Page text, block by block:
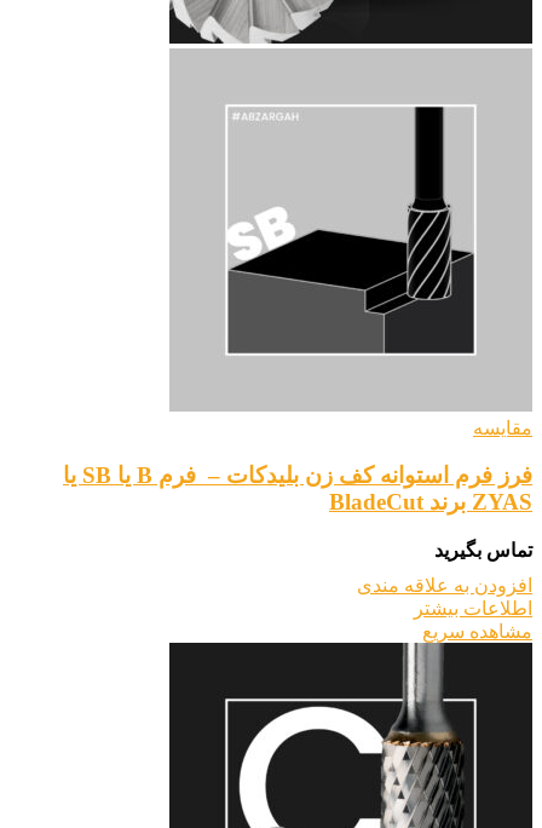
مقایسه
فرز فرم استوانه کف زن بلیدکات – فرم B یا SB یا
ZYAS برند BladeCut
تماس بگیرید
افزودن به علاقه مندی
اطلاعات بیشتر
مشاهده سریع